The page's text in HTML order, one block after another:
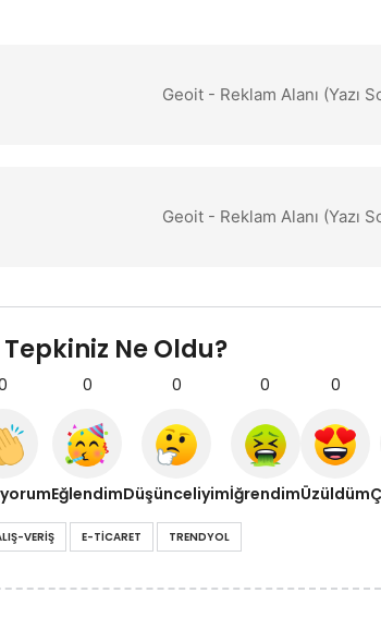
Geoit - Reklam Alanı (Yazı
Geoit - Reklam Alanı (Yazı
Tepkiniz Ne Oldu?
0
Eğlendim
0
Düşünceliyim
0
İğrendim
0
Üzüldüm
VERIŞ E-TICARET TRENDYOL